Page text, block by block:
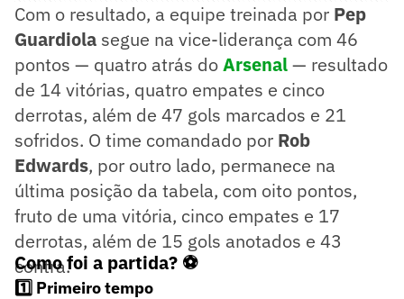
Com o resultado, a equipe treinada por Pep
Guardiola segue na vice-liderança com 46
pontos — quatro atrás doArsenal— resultado
de 14 vitórias, quatro empates e cinco
derrotas, além de 47 gols marcados e 21
sofridos. O time comandado por Rob
Edwards, por outro lado, permanece na
última posição da tabela, com oito pontos,
fruto de uma vitória, cinco empates e 17
derrotas, além de 15 gols anotados e 43
contra.
Como foi a partida? ⚽
1️⃣ Primeiro tempo